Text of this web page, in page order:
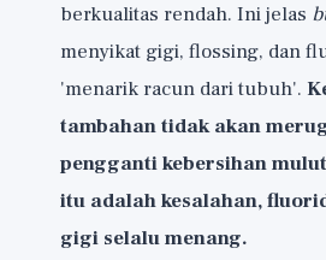
berkualitas rendah. Ini jelas
menyikat gigi, flossing, dan
'menarik racun dari tubuh'.
tambahan tidak akan
pengganti kebersihan
itu adalah kesalahan,
gigi selalu menang.